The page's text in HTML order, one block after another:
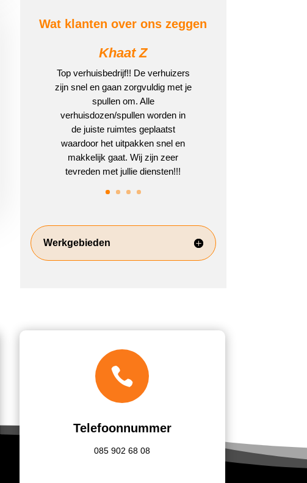
Wat klanten over ons zeggen
Khaat Z
Top verhuisbedrijf!! De verhuizers
zijn snel en gaan zorgvuldig met je
spullen om. Alle
verhuisdozen/spullen worden in
de juiste ruimtes geplaatst
waardoor het uitpakken snel en
makkelijk gaat. Wij zijn zeer
tevreden met jullie diensten!!!
Werkgebieden

Telefoonnummer
085902 68 08